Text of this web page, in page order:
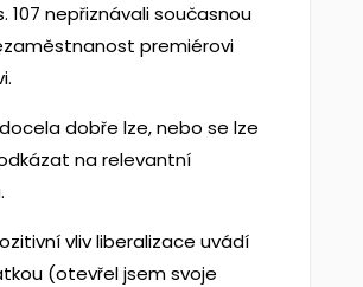
107 nepřiznávali současnou
premiérovi
dobře lze, nebo se lze
na relevantní
vliv liberalizace uvádí
(otevřel jsem svoje